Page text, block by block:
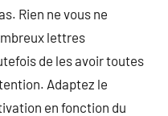
Rien ne vous ne
lettres
de les avoir toutes
Adaptez le
en fonction du